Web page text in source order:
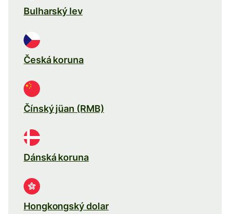
Bulharský lev
Česká koruna
Čínský jüan (RMB)
Dánská koruna
Hongkongský dolar